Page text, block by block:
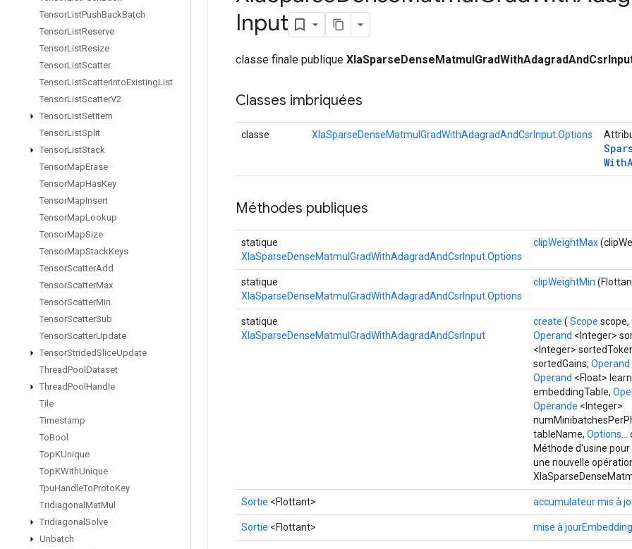
TensorListPushBackBatch
TensorListReserve
TensorListResize
TensorListScatter
TensorListScatterIntoExistingList
TensorListScatterV2
TensorListSetItem
TensorListSplit
TensorListStack
TensorMapErase
TensorMapHasKey
TensorMapInsert
TensorMapLookup
TensorMapSize
TensorMapStackKeys
TensorScatterAdd
TensorScatterMax
TensorScatterMin
TensorScatterSub
TensorScatterUpdate
TensorStridedSliceUpdate
ThreadPool Dataset
ThreadPool Handle
Tile
Timestamp
ToBool
TopKUnique
TopKWithUnique
TpuHandleToProtoKey
Tridiagonal MatMul
Tridiagonal Solve
Unbatch
Input
classe finale publique
Classes imbriquées
classe XlaSparseDenseMatmulGradWithAdagradAndCsrInput.Options
With
Méthodes publiques
statique
XlaSparseDenseMatmulGradWithAdagradAndCsrInput.Options
clipWeightMax
statique
XlaSparseDenseMatmulGradWithAdagradAndCsrInput.Options
clipWeightMin
statique
XlaSparseDenseMatmulGradWithAdagradAndCsrInput
create ( Scope scope,
Operand <Integer>
<Integer>
sortedGains, Operand
Operand <Float>
embeddingTable,
Opérande <Integer>
tableName, Options...
Méthode d'usine pour
une nouvelle
Sortie <Flottant> accumulateur mis à
Sortie <Flottant> mise à